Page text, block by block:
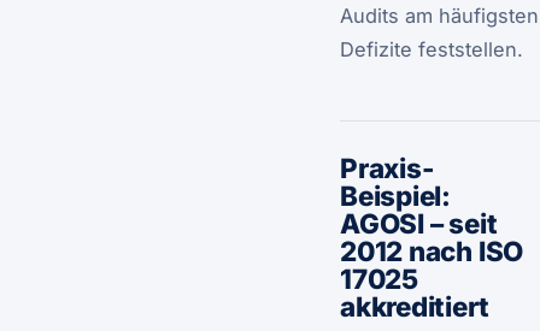
Audits am häufigsten
Defizite feststellen.
Praxis-
Beispiel:
AGOSI – seit
2012 nach ISO
17025
akkreditiert